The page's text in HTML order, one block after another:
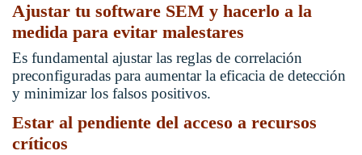
Ajustar tu software SEM y hacerlo a la
medida para evitar malestares
Es fundamental ajustar las reglas de correlación
preconfiguradas para aumentar la eficacia de detección
y minimizar los falsos positivos.
Estar al pendiente del acceso a recursos
críticos